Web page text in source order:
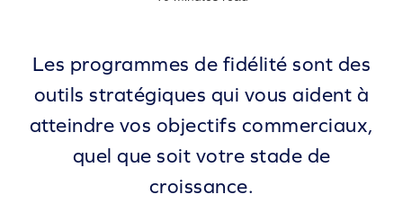
Les programmes de fidélité sont des
outils stratégiques qui vous aident à
atteindre vos objectifs commerciaux,
quel que soit votre stade de
croissance.